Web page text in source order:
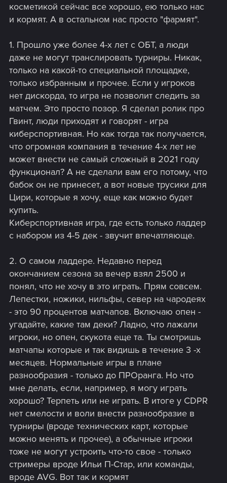
косметикой сейчас все хорошо, ею только нас
и кормят. А в остальном нас просто "фармят".
1. Прошло уже более 4-х лет с ОБТ, а люди
даже не могут транслировать турниры. Никак,
только на какой-то специальной площадке,
только избранным и прочее. Если у игроков
нет дискорда, то игра не позволит следить за
матчем. Это просто позор. Я сделал ролик про
Гвинт, люди приходят и говорят - игра
киберспортивная. Но как тогда так получается,
что огромная компания в течение 4-х лет не
может внести не самый сложный в 2021 году
функционал? А не сделали вам его потому, что
бабок он не принесет, а вот новые трусики для
Цири, которые я хочу, еще как можно будет
купить.
Киберспортивная игра, где есть только ладдер
с набором из 4-5 дек - звучит впечатляюще.
2. О самом ладдере. Недавно перед
окончанием сезона за вечер взял 2500 и
понял, что не хочу в это играть. Прям совсем.
Лепестки, ножики, нильфы, север на чародеях
- это 90 процентов матчапов. Включаю опен -
угадайте, какие там деки? Ладно, что лажали
игроки, но опен, скукота еще та. Ты смотришь
матчапы которые и так видишь в течение 3 -х
месяцев. Нормальные игры в плане
разнообразия - только до ПРОранга. Но что
мне делать, если, например, я могу играть
хорошо? Терпеть или не играть. В итоге у CDPR
нет смелости и воли внести разнообразие в
турниры (вроде технических карт, которые
можно менять и прочее), а обычные игроки
тоже не могут устроить что-то свое - только
стримеры вроде Ильи П-Стар, или команды,
вроде AVG. Вот так и кормят